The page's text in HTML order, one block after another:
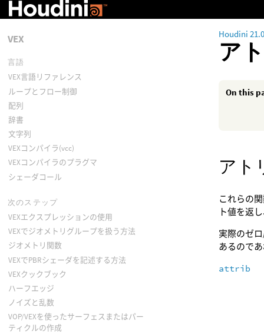
Houdini 21.0
ア
On this
アト
これらの
ト値を返
実際のゼ
あるので
attrib
VEX
言語
VEX言語リファレンス
ループとフロー制御
配列
辞書
文字列
VEXコンパイラ(vcc)
VEXコンパイラのプラグマ
シェーダコール
次のステップ
VEXエクスプレッションの使用
VEXでジオメトリグループを扱う方法
ジオメトリ関数
VEXでPBRシェーダを記述する方法
VEXクックブック
ハーフエッジ
ノイズと乱数
VOP/VEXを使ったサーフェスまたはパー
ティクルの作成